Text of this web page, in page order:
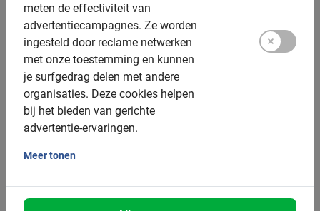
meten de effectiviteit van
advertentiecampagnes. Ze worden
ingesteld door reclame netwerken
met onze toestemming en kunnen
je surfgedrag delen met andere
organisaties. Deze cookies helpen
bij het bieden van gerichte
advertentie-ervaringen.
Meer tonen
Marga Groot Zwaaftink
9 juli 2026
Fietstours in Palermo met lokale gids
Veilig en informatief
De beste tours sinds 2005